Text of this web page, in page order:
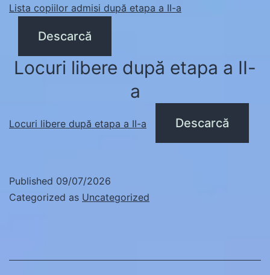
Lista copiilor admisi după etapa a II-a
Descarcă
Locuri libere după etapa a II-
a
Locuri libere după etapa a II-a Descarcă
Published 09/07/2026
Categorized as Uncategorized